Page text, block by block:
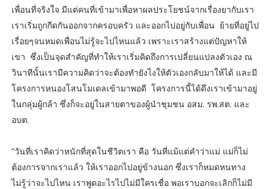
เพื่อนที่จริงใจ มีแต่คนที่เข้ามาเพื่อหาผลประโยชน์จากเรื่องยากับเรา
เราเริ่มถูกกีดกันออกจากครอบครัว และออกไปอยู่กับเพื่อน ย้ายที่อยู่ไป
เรื่อยๆจนหมดเพื่อนไม่รู้จะไปไหนแล้ว เพราะเราสร้างแต่ปัญหาให้
เขา ซึ่งเป็นจุดสำคัญที่ทำให้เราเริ่มคิดถึงการเปลี่ยนแปลงตัวเอง ณ
วินาทีนั้นเรามีความคิดว่าจะต้องทำยังไงให้ตัวเองกลับมาให้ได้ และมี
โครงการหนองโสนโมเดลเข้ามาพอดี โครงการนี้ได้ดึงเราเข้ามาอยู่
ในกลุ่มผู้กล้า ซึ่งก็จะอยู่ในสายตาของผู้นำชุมชน อสม. รพ.สต. และ
อบต.
“วันที่เราคิดว่าหนักที่สุดในชีวิตเรา คือ วันที่แม้แต่คำว่าแม่ แม่ก็ไม่
ต้องการจากเราแล้ว ให้เราออกไปอยู่ข้างนอก ซึ่งเราก็หมดหนทาง
ไม่รู้ว่าจะไปไหน เราพูดอะไรไปไม่มีใครเชื่อ พอเราบอกจะเลิกก็ไม่มี